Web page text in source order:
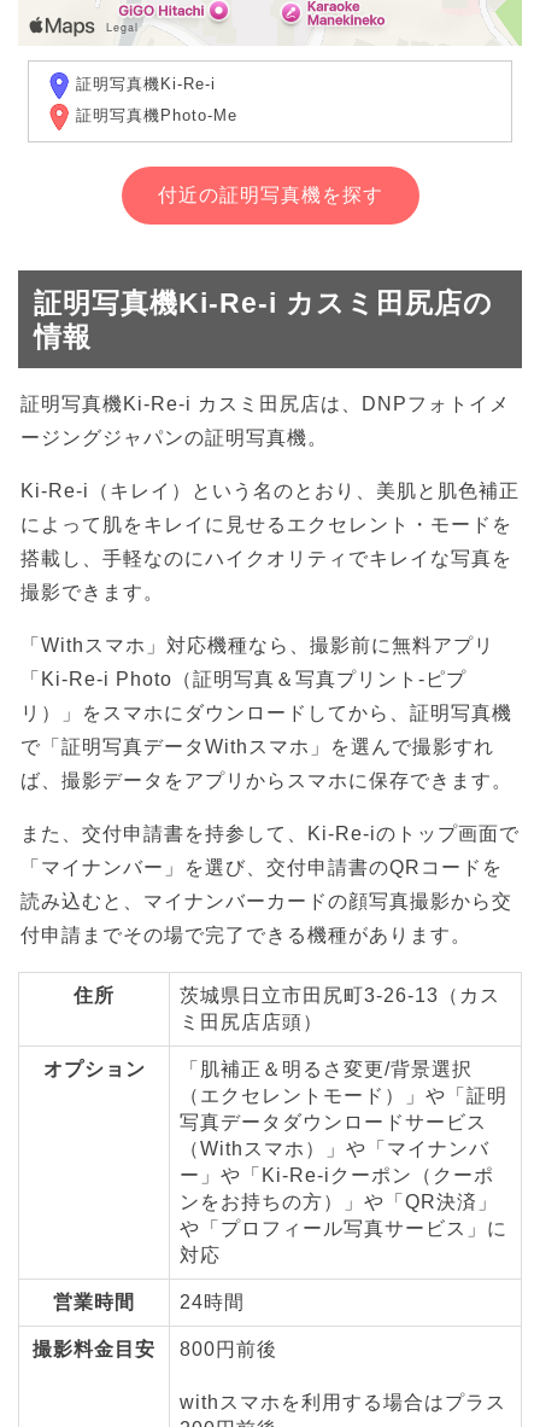
証明写真機Ki-Re-i
証明写真機Photo-Me
付近の証明写真機を探す
証明写真機Ki-Re-i カスミ田尻店の
情報
証明写真機Ki-Re-i カスミ田尻店は、DNPフォトイメ
ージングジャパンの証明写真機。
Ki-Re-i（キレイ）という名のとおり、美肌と肌色補正
によって肌をキレイに見せるエクセレント・モードを
搭載し、手軽なのにハイクオリティでキレイな写真を
撮影できます。
「Withスマホ」対応機種なら、撮影前に無料アプリ
「Ki-Re-i Photo（証明写真＆写真プリント-ピプ
リ）」をスマホにダウンロードしてから、証明写真機
で「証明写真データWithスマホ」を選んで撮影すれ
ば、撮影データをアプリからスマホに保存できます。
また、交付申請書を持参して、Ki-Re-iのトップ画面で
「マイナンバー」を選び、交付申請書のQRコードを
読み込むと、マイナンバーカードの顔写真撮影から交
付申請までその場で完了できる機種があります。
住所
茨城県日立市田尻町3-26-13（カス
ミ田尻店店頭）
オプション
「肌補正＆明るさ変更/背景選択
（エクセレントモード）」や「証明
写真データダウンロードサービス
（Withスマホ）」や「マイナンバ
ー」や「Ki-Re-iクーポン（クーポ
ンをお持ちの方）」や「QR決済」
や「プロフィール写真サービス」に
対応
営業時間 24時間
撮影料金目安 800円前後
withスマホを利用する場合はプラス